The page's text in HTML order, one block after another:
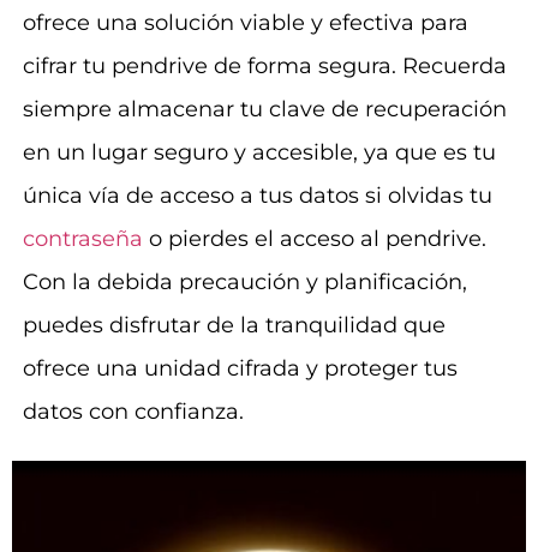
ofrece una solución viable y efectiva para
cifrar tu pendrive de forma segura. Recuerda
siempre almacenar tu clave de recuperación
en un lugar seguro y accesible, ya que es tu
única vía de acceso a tus datos si olvidas tu
contraseña o pierdes el acceso al pendrive.
Con la debida precaución y planificación,
puedes disfrutar de la tranquilidad que
ofrece una unidad cifrada y proteger tus
datos con confianza.